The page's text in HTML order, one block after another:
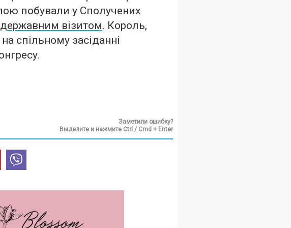
побували у Сполучених
державним візитом. Король,
спільному засіданні
Заметили ошибку?
Выделите и нажмите Ctrl / Cmd + Enter